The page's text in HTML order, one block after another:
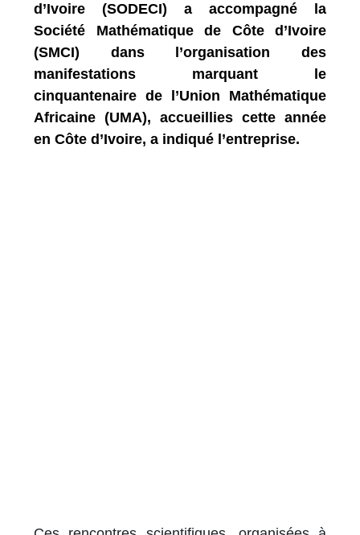
d’Ivoire (SODECI) a accompagné la
Société Mathématique de Côte d’Ivoire
(SMCI) dans l’organisation des
manifestations marquant le
cinquantenaire de l’Union Mathématique
Africaine (UMA), accueillies cette année
en Côte d’Ivoire, a indiqué l’entreprise.